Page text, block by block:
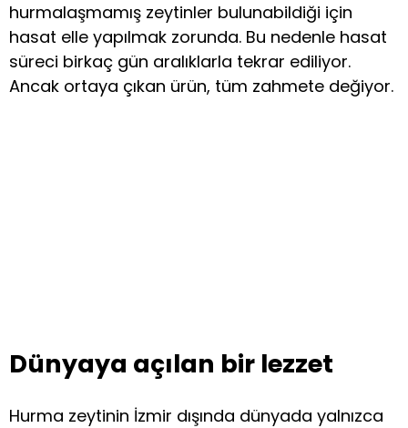
hurmalaşmamış zeytinler bulunabildiği için
hasat elle yapılmak zorunda. Bu nedenle hasat
süreci birkaç gün aralıklarla tekrar ediliyor.
Ancak ortaya çıkan ürün, tüm zahmete değiyor.
Dünyaya açılan bir lezzet
Hurma zeytinin İzmir dışında dünyada yalnızca